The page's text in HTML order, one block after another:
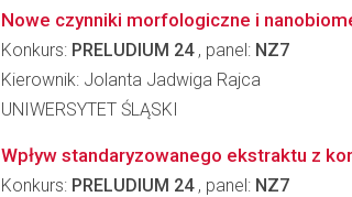
Nowe czynniki morfologiczne i
Konkurs: PRELUDIUM 24, panel: NZ7
Kierownik: Jolanta Jadwiga Rajca
UNIWERSYTET ŚLĄSKI
Wpływ standaryzowanego ekstraktu z
Konkurs: PRELUDIUM 24, panel: NZ7